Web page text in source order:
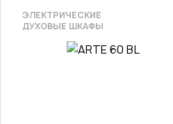
ЭЛЕКТРИЧЕСКИЕ
ДУХОВЫЕ ШКАФЫ